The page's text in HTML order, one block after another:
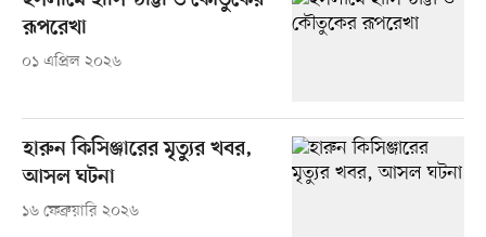
রূপরেখা
০১ এপ্রিল ২০২৬
হারুন কিসিঞ্জারের মৃত্যুর খবর,
আসল ঘটনা
১৬ ফেব্রুয়ারি ২০২৬